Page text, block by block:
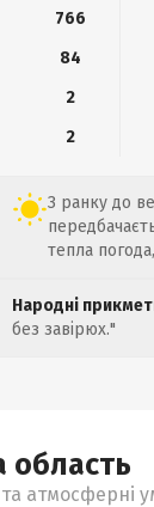
766
84
2
2
З ранку до
тепла
Народні
без завірюх."
область
атмосферні